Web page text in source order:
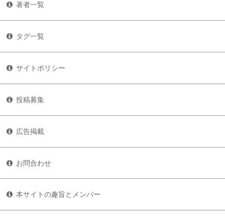
著者一覧
タグ一覧
サイトポリシー
投稿募集
広告掲載
お問合わせ
本サイトの趣旨とメンバー